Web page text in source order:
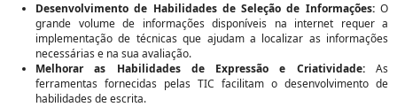
Desenvolvimento de Habilidades de Seleção de Informações:O
grande volume de informações disponíveis na internet requer a
implementação de técnicas que ajudam a localizar as informações
necessárias e na sua avaliação.
Melhorar as Habilidades de Expressão e Criatividade:As
ferramentas fornecidas pelas TIC facilitam o desenvolvimento de
habilidades de escrita.